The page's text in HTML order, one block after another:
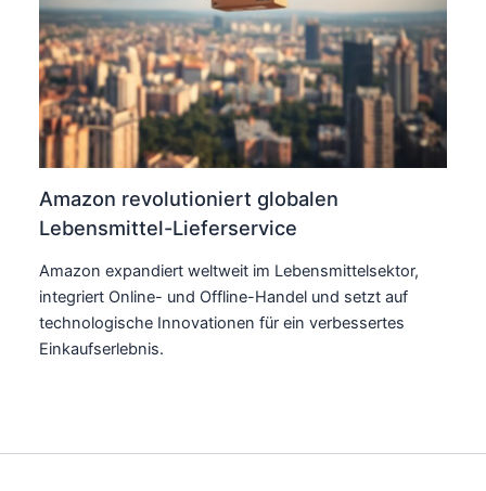
Amazon revolutioniert globalen
Lebensmittel-Lieferservice
Amazon expandiert weltweit im Lebensmittelsektor,
integriert Online- und Offline-Handel und setzt auf
technologische Innovationen für ein verbessertes
Einkaufserlebnis.